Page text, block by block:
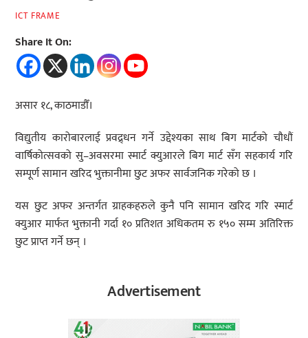
ICT FRAME
Share It On:
असार १८, काठमाडौँ।
विद्युतीय कारोबारलाई प्रवद्र्धन गर्ने उद्देश्यका साथ बिग मार्टको चौधौं
वार्षिकोत्सवको सु–अवसरमा स्मार्ट क्युआरले बिग मार्ट सँग सहकार्य गरि
सम्पूर्ण सामान खरिद भुक्तानीमा छुट अफर सार्वजनिक गरेको छ ।
यस छुट अफर अन्तर्गत ग्राहकहरुले कुनै पनि सामान खरिद गरि स्मार्ट
क्युआर मार्फत भुक्तानी गर्दा १० प्रतिशत अधिकतम रु १५० सम्म अतिरिक्त
छुट प्राप्त गर्ने छन् ।
Advertisement